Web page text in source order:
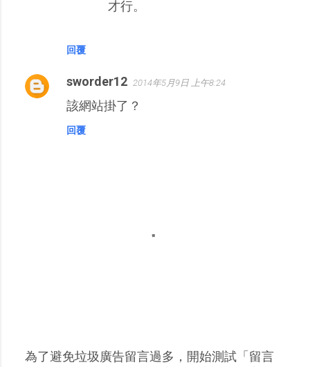
回覆
才行。
sworder12 2014年5月9日 上午8:24
該網站掛了？
回覆
為了避免垃圾廣告留言過多，開始測試「留言